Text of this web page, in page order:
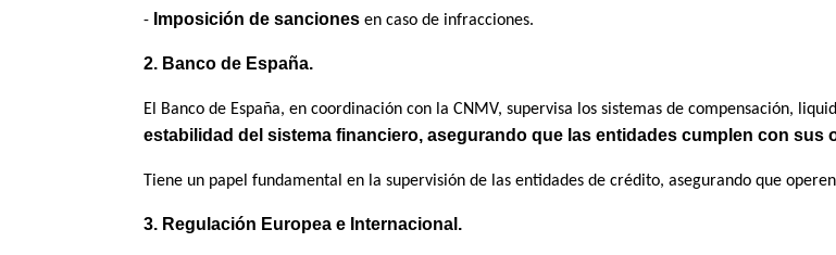
- Imposición de sanciones en caso de infracciones.
2. Banco de España.
El Banco de España, en coordinación con la CNMV, supervisa los sistemas de compensación,
estabilidad del sistema financiero, asegurando que las entidades cumplen con
Tiene un papel fundamental en la supervisión de las entidades de crédito, asegurando que
3. Regulación Europea e Internacional.